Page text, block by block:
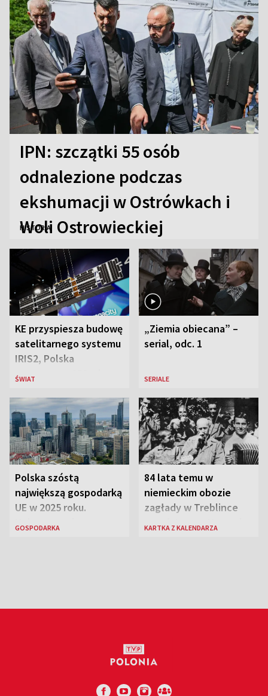
IPN: szczątki 55 osób
odnalezione podczas
ekshumacji w Ostrówkach i
Woli Ostrowieckiej
HISTORIA
KE przyspiesza budowę
satelitarnego systemu
IRIS2, Polska
przeznaczy 656 mln
ŚWIAT
„Ziemia obiecana” –
serial, odc. 1
SERIALE
Polska szóstą
największą gospodarką
UE w 2025 roku.
Najnowsze dane
GOSPODARKA
84 lata temu w
niemieckim obozie
zagłady w Treblince
zmarł Janusz Korczak
KARTKA Z KALENDARZA